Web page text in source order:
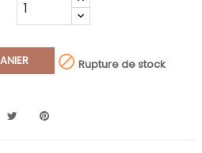
 Rupture de stock